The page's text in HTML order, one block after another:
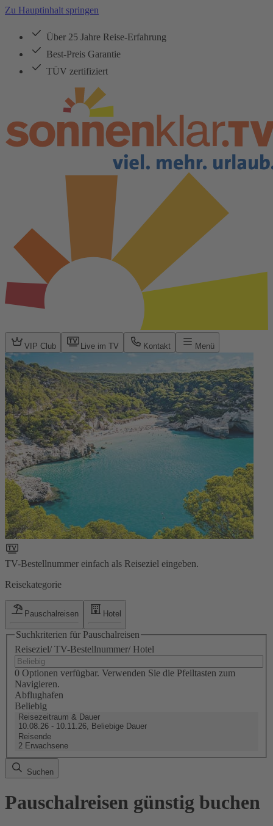
Zu Hauptinhalt springen
Über 25 Jahre Reise-Erfahrung
Best-Preis Garantie
TÜV zertifiziert
VIP Club Live im TV Kontakt Menü
TV-Bestellnummer einfach als Reiseziel eingeben.
Reisekategorie
Pauschalreisen Hotel
Suchkriterien für Pauschalreisen
Reiseziel/ TV-Bestellnummer/ Hotel
0 Optionen verfügbar. Verwenden Sie die Pfeiltasten zum
Navigieren.
Abflughafen
Beliebig
Reisezeitraum & Dauer
10.08.26 - 10.11.26, Beliebige Dauer
Reisende
2 Erwachsene
Suchen
Pauschalreisen günstig buchen